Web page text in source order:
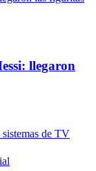
llegaron